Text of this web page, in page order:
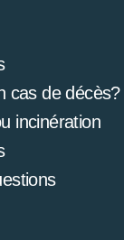
cas de décès?
incinération